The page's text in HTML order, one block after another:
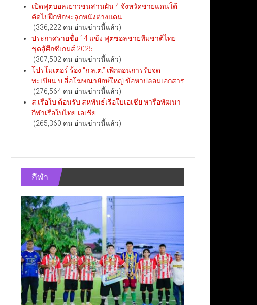
เปิดฟุตบอลเยาวชนสานฝัน 4 จังหวัดชายแดนใต้
คัดไปฝึกทักษะลูกหนังต่างแดน
(336,222 คน อ่านข่าวนี้แล้ว)
ประกาศรายชื่อ 14 แข้ง ฟุตซอลชายทีมชาติไทย
ชุดสู้ศึกซีเกมส์ 2025
(307,502 คน อ่านข่าวนี้แล้ว)
โปรโมเตอร์ ร้อง “ก.ล.ต.” เพิกถอนการรับจด
ทะเบียน บ.สื่อโฆษณายักษ์ใหญ่ ข้อหาปลอมเอกสาร
(276,564 คน อ่านข่าวนี้แล้ว)
ส.เรือใบ ต้อนรับ สหพันธ์เรือใบเอเชีย หารือพัฒนา
กีฬาเรือใบไทย-เอเชีย
(265,360 คน อ่านข่าวนี้แล้ว)
กีฬา